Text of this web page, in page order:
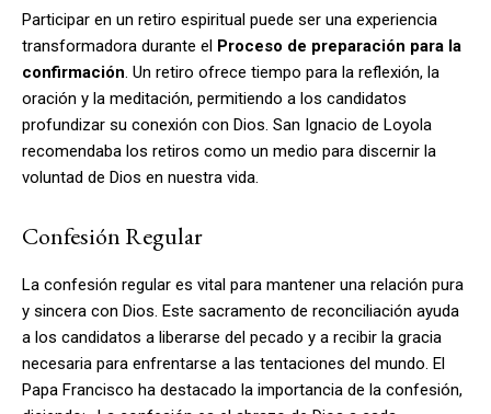
Participar en un retiro espiritual puede ser una experiencia
transformadora durante el Proceso de preparación para la
confirmación . Un retiro ofrece tiempo para la reflexión, la
oración y la meditación, permitiendo a los candidatos
profundizar su conexión con Dios. San Ignacio de Loyola
recomendaba los retiros como un medio para discernir la
voluntad de Dios en nuestra vida.
Confesión Regular
La confesión regular es vital para mantener una relación pura
y sincera con Dios. Este sacramento de reconciliación ayuda
a los candidatos a liberarse del pecado y a recibir la gracia
necesaria para enfrentarse a las tentaciones del mundo. El
Papa Francisco ha destacado la importancia de la confesión,